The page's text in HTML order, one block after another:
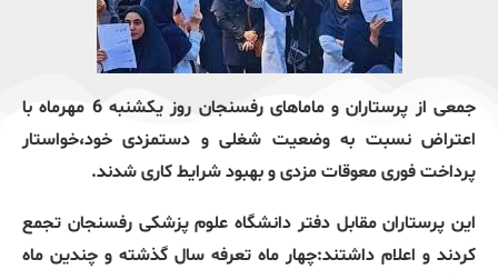
جمعی از پرستاران و ماماهای رفسنجان روز یکشنبه 6 مهرماه با
اعتراض نسبت به وضعیت شغلی و دستمزدی خود،خواستار
پرداخت فوری معوقات مزدی و بهبود شرایط کاری شدند.
این پرستاران مقابل دفتر دانشگاه علوم پزشکی رفسنجان تجمع
کردند و اعلام داشتند:چهار ماه تعرفه سال گذشته و چندین ماه